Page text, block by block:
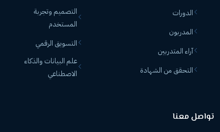
الدورات
المدربون
آراء المتدربين
التحقق من الشهادة
التصميم وتجربة
المستخدم
التسويق الرقمي
علم البيانات والذكاء
الاصطناعي
تواصل معنا